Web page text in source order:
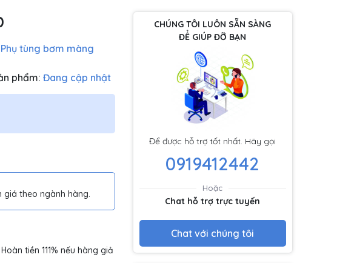
Phụ tùng bơm màng
phẩm: Đang cập nhật
theo ngành hàng.
Hoàn tiền 111% nếu hàng giả
CHÚNG TÔI LUÔN SẴN SÀNG
ĐỂ GIÚP ĐỠ BẠN
Để được hỗ trợ tốt nhất. Hãy gọi
0919412442
Hoặc
Chat hỗ trợ trực tuyến
Chat với chúng tôi